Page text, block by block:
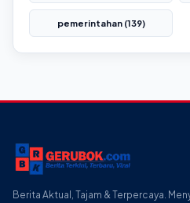
pemerintahan (139)
Berita Aktual, Tajam & Terpercaya.